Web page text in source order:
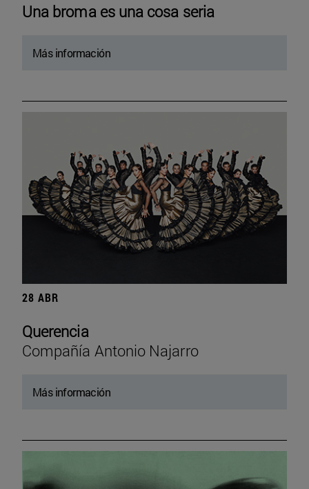
Una broma es una cosa seria
Más información
28 ABR
Querencia
Compañía Antonio Najarro
Más información